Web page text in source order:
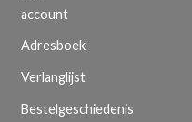
account
Adresboek
Verlanglijst
Bestelgeschiedenis